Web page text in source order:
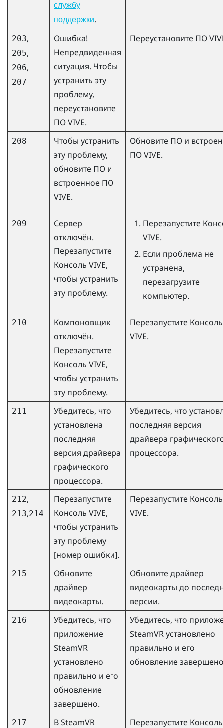
службу
поддержки.
203,
205,
206,
207
Ошибка!
Непредвиденная
ситуация. Чтобы
устранить эту
проблему,
переустановите
ПО VIVE.
Переустановите ПО
208
Чтобы устранить
эту проблему,
обновите ПО и
встроенное ПО
VIVE.
Обновите ПО и
ПО VIVE.
209
Сервер
отключён.
Перезапустите
Консоль VIVE,
чтобы устранить
эту проблему.
Перезапустите
VIVE.
Если проблема не
устранена,
перезагрузите
компьютер.
210
Компоновщик
отключён.
Перезапустите
Консоль VIVE,
чтобы устранить
эту проблему.
Перезапустите Консоль
VIVE.
211
Убедитесь, что
установлена
последняя
версия драйвера
графического
процессора.
Убедитесь, что
последняя версия
драйвера
процессора.
212,
213,214
Перезапустите
Консоль VIVE,
чтобы устранить
эту проблему
[номер ошибки].
Перезапустите Консоль
VIVE.
215
Обновите
драйвер
видеокарты.
Обновите драйвер
видеокарты до
версии.
216
Убедитесь, что
приложение
SteamVR
установлено
правильно и его
обновление
завершено.
Убедитесь, что
SteamVRустановлено
правильно и его
обновление
217 ВSteamVR
Перезапустите Консоль